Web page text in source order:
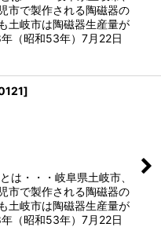
市で製作される陶磁器の
土岐市は陶磁器生産量が
（昭和53年）7月22日
]
は・・・岐阜県土岐市、
市で製作される陶磁器の
土岐市は陶磁器生産量が
（昭和53年）7月22日